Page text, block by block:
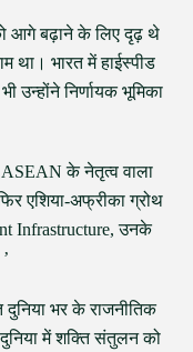
आगे बढ़ाने के लिए दृढ़ थे
भारत में हाईस्पीड
उन्होंने निर्णायक भूमिका
ASEAN के नेतृत्व वाला
एशिया-अफ्रीका ग्रोथ
Infrastructure, उनके
भर के राजनीतिक
दुनिया में शक्ति संतुलन को